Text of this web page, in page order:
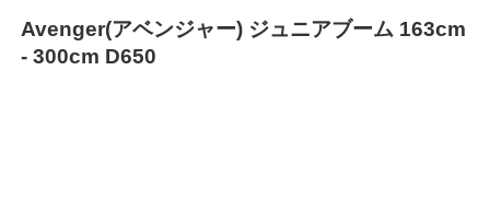
Avenger(アベンジャー) ジュニアブーム 163cm
- 300cm D650